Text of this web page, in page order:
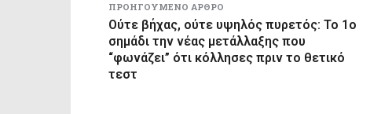
ΠΡΟΗΓΟΎΜΕΝΟ ΆΡΘΡΟ
Ούτε βήχας, ούτε υψηλός πυρετός: Το 1ο
σημάδι την νέας μετάλλαξης που
“φωνάζει” ότι κόλλησες πριν το θετικό
τεστ